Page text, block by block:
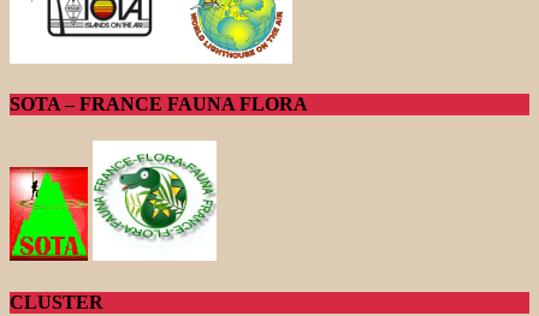
SOTA – FRANCE FAUNA FLORA
CLUSTER